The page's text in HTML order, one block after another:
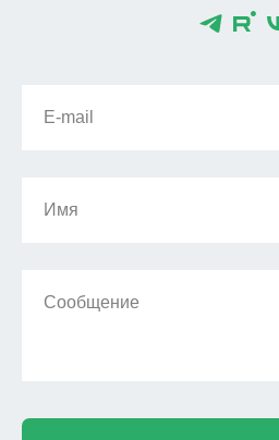
E-mail
Имя
Сообщение